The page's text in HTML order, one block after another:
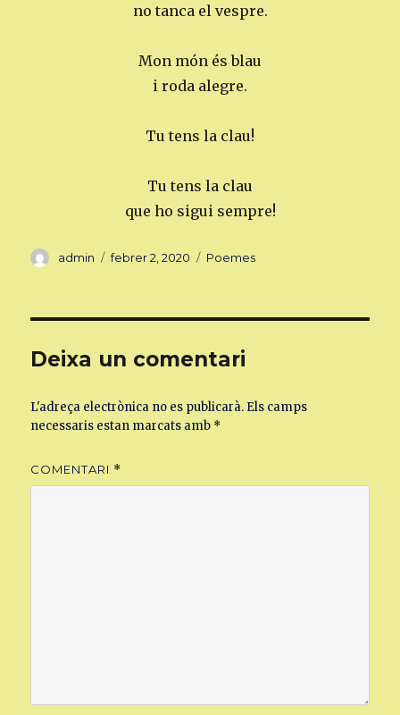
no tanca el vespre.
Mon món és blau
i roda alegre.
Tu tens la clau!
Tu tens la clau
que ho sigui sempre!
Autor
admin
Publicat
febrer 2, 2020 Categories
Poemes
Deixa un comentari
L'adreça electrònica no es publicarà. Els camps
necessaris estan marcats amb *
COMENTARI *